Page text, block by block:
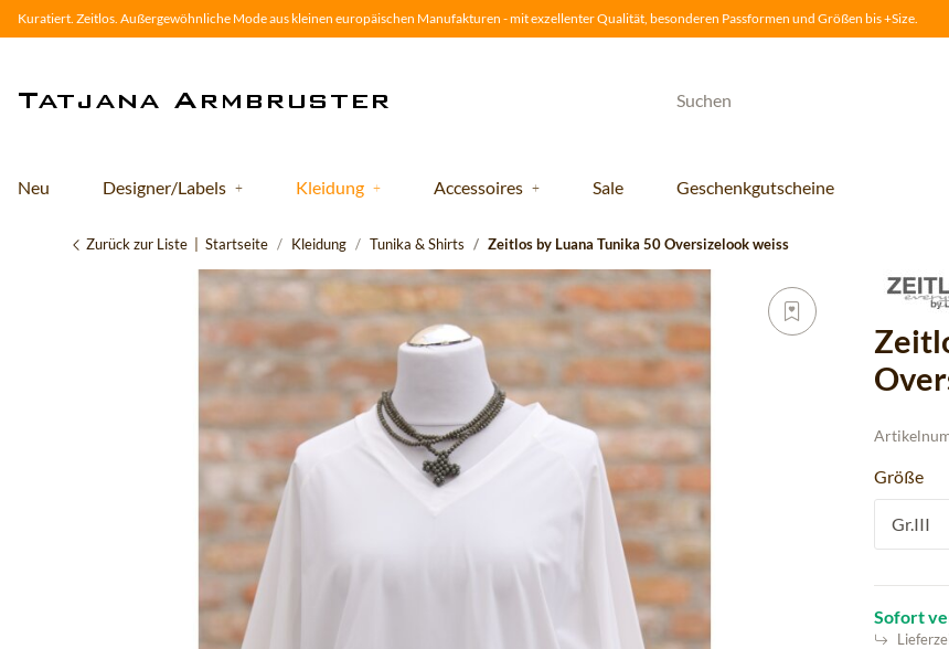
Kuratiert. Zeitlos. Außergewöhnliche Mode aus kleinen europäischen Manufakturen - mit exzellenter Qualität, besonderen Passformen und Größen bis +Size.
Neu Designer/Labels Kleidung Accessoires Sale Geschenkgutscheine
Zurück zur Liste Startseite Kleidung Tunika & Shirts Zeitlos by Luana Tunika 50 Oversizelook weiss
Größe
Gr.III
Sofort